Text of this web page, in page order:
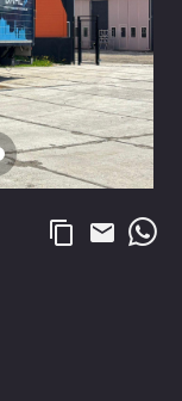
content_copy email